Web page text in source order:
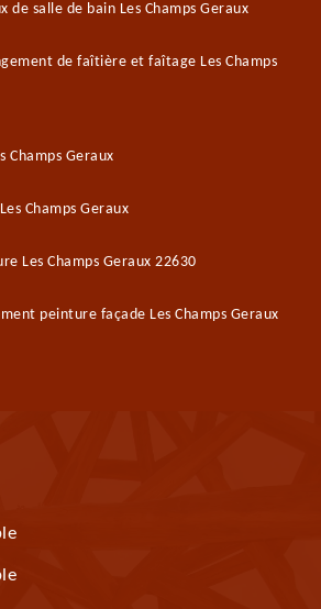
de salle de bain Les Champs Geraux
de faîtière et faîtage Les Champs
Champs Geraux
Champs Geraux
Les Champs Geraux 22630
peinture façade Les Champs Geraux